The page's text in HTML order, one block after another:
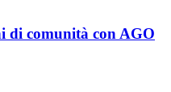
di comunità con AGO